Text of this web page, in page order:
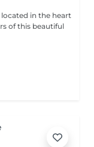
located in the heart